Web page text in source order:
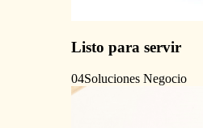
Listo para servir
04Soluciones Negocio